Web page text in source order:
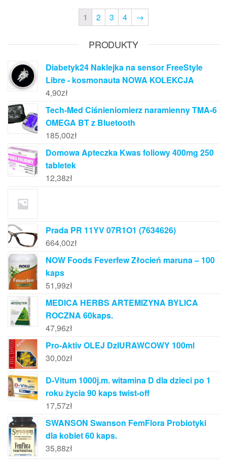
1 2 3 4 →
PRODUKTY
Diabetyk24 Naklejka na sensor FreeStyle
Libre - kosmonauta NOWA KOLEKCJA
4,90zł
Tech-Med Ciśnieniomierz naramienny TMA-6
OMEGA BT z Bluetooth
185,00zł
Domowa Apteczka Kwas foliowy 400mg 250
tabletek
12,38zł
Prada PR 11YV 07R1O1 (7634626)
664,00zł
NOW Foods Feverfew Złocień maruna – 100
kaps
51,99zł
MEDICA HERBS ARTEMIZYNA BYLICA
ROCZNA 60kaps.
47,96zł
Pro-Aktiv OLEJ DzIURAWCOWY 100ml
30,00zł
D-Vitum 1000j.m. witamina D dla dzieci po 1
roku życia 90 kaps twist-off
17,57zł
SWANSON Swanson FemFlora Probiotyki
dla kobiet 60 kaps.
35,88zł